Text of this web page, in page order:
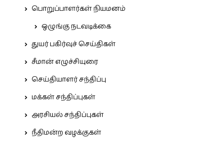
பொறுப்பாளர்கள் நியமனம்
ஒழுங்கு நடவடிக்கை
துயர் பகிர்வுச் செய்திகள்
சீமான் எழுச்சியுரை
செய்தியாளர் சந்திப்பு
மக்கள் சந்திப்புகள்
அரசியல் சந்திப்புகள்
நீதிமன்ற வழக்குகள்